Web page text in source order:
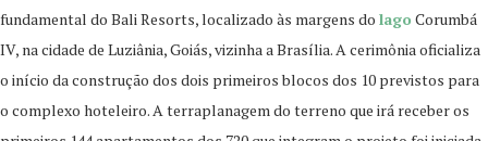
fundamental do Bali Resorts, localizado às margens do lago Corumbá
IV, na cidade de Luziânia, Goiás, vizinha a Brasília. A cerimônia oficializa
o início da construção dos dois primeiros blocos dos 10 previstos para
o complexo hoteleiro. A terraplanagem do terreno que irá receber os